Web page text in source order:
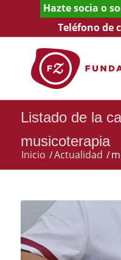
Hazte socia o
Teléfono de
Listado de la
musicoterapia
Inicio /Actualidad /